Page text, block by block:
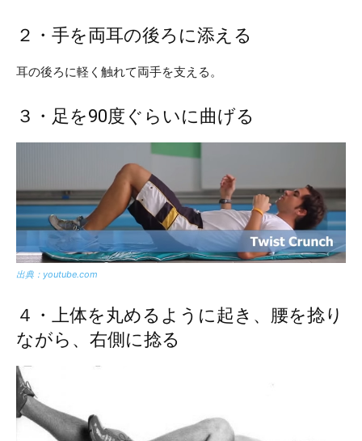
２・手を両耳の後ろに添える
耳の後ろに軽く触れて両手を支える。
３・足を90度ぐらいに曲げる
出典：youtube.com
４・上体を丸めるように起き、腰を捻り
ながら、右側に捻る